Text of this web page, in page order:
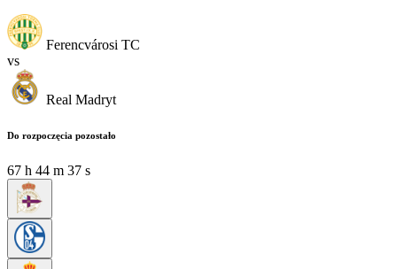
Ferencvárosi TC
vs
Real Madryt
Do rozpoczęcia pozostało
67 h 44 m 36 s